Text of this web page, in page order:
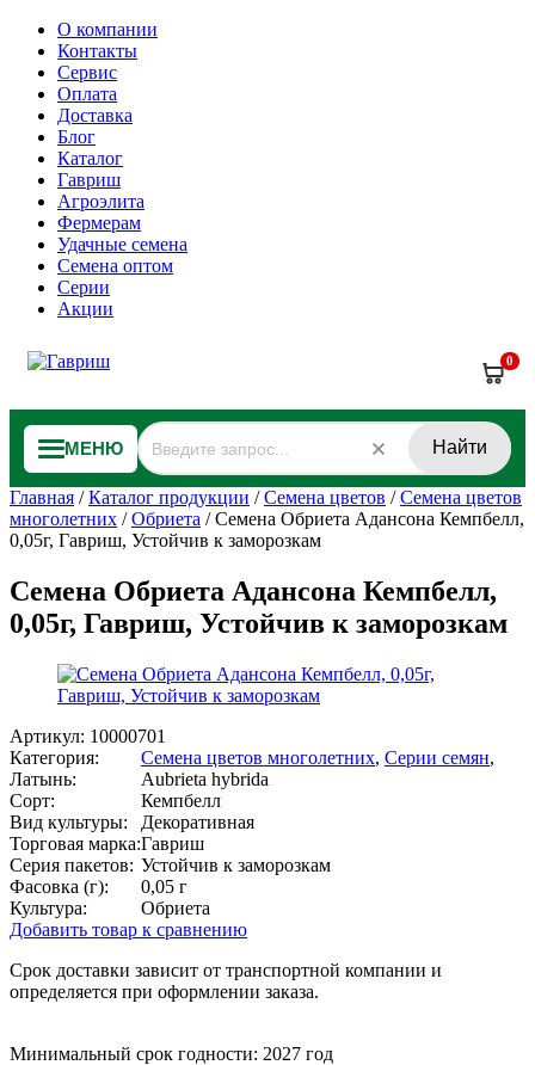
О компании
Контакты
Сервис
Оплата
Доставка
Блог
Каталог
Гавриш
Агроэлита
Фермерам
Удачные семена
Семена оптом
Серии
Акции
0
МЕНЮ Найти
Главная /Каталог продукции /Семена цветов /Семена цветов
многолетних /Обриета /Семена Обриета Адансона Кемпбелл,
0,05г, Гавриш, Устойчив к заморозкам
Семена Обриета Адансона Кемпбелл,
0,05г, Гавриш, Устойчив к заморозкам
Артикул: 10000701
Категория:
Семена цветов многолетних, Серии семян,
Латынь:
Aubrieta hybrida
Сорт:
Кемпбелл
Вид культуры:
Декоративная
Торговая марка:Гавриш
Серия пакетов: Устойчив к заморозкам
Фасовка (г):
0,05 г
Культура:
Обриета
Добавить товар к сравнению
Срок доставки зависит от транспортной компании и
определяется при оформлении заказа.
Минимальный срок годности: 2027 год